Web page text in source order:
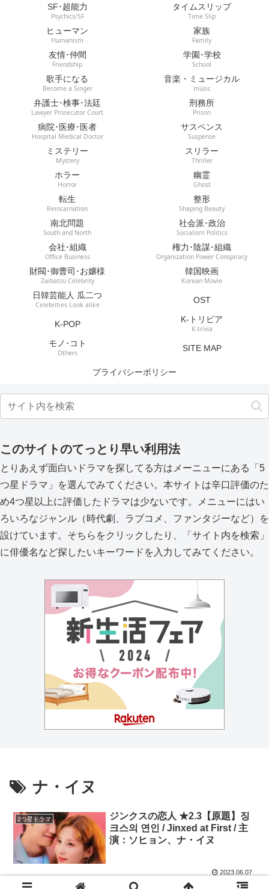
SF･超能力
Psychics/SF
タイムスリップ
Time Slip
ヒューマン
Humanism
家族
Family
友情･仲間
Friendship
学園･学校
School
歌手になる
Become a Singer
音楽・ミュージカル
music
弁護士･検事･法廷
Lawyer Prosecutor Court
刑務所
Prison
病院･医療･医者
Hospital Medical Doctor
サスペンス
Suspense
ミステリー
Mystery
スリラー
Thriller
ホラー
Horror
幽霊
Ghost
転生
Reincarnation
整形
Shaping Beauty
南北問題
South and North
社会派･政治
Socialism Politics
会社･組織
Office Business
権力･陰謀･組織
Organization Power Conspiracy
財閥･御曹司･お嬢様
Zaibatsu Celebrity
韓国映画
Korean Movie
日韓芸能人 瓜二つ
Celebrities Look alike OST
K-POP K-トリビア
K-trivia
モノ･コト
Others SITE MAP
プライバシーポリシー
このサイトのてっとり早い利用法
とりあえず面白いドラマを探してる方はメーニューにある「5
つ星ドラマ」を選んでみてください。本サイトは辛口評価のた
め4つ星以上に評価したドラマは少ないです。メニューにはい
ろいろなジャンル（時代劇、ラブコメ、ファンタジーなど）を
設けています。そちらをクリックしたり、「サイト内を検索」
に俳優名など探したいキーワードを入力してみてください。
ナ・イヌ
2つ星ドラマ
ジンクスの恋人 ★2.3【原題】징
크스의 연인 / Jinxed at First / 主
演：ソヒョン、ナ・イヌ
2023.06.07